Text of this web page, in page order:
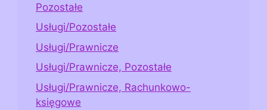
Pozostałe
Usługi/Pozostałe
Usługi/Prawnicze
Usługi/Prawnicze, Pozostałe
Usługi/Prawnicze, Rachunkowo-
księgowe